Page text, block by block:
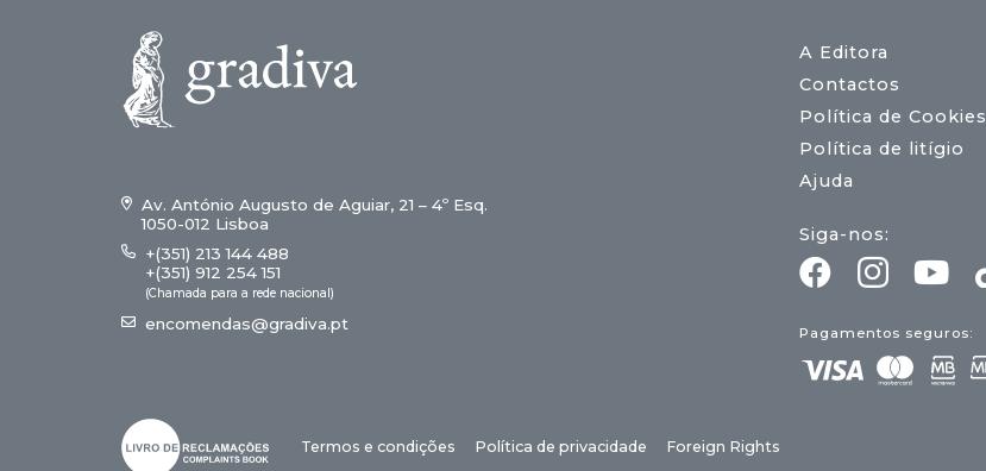
Av. António Augusto de Aguiar, 21 – 4º Esq.
1050-012 Lisboa
+(351) 213 144 488
+(351) 912 254 151
(Chamada para a rede nacional)
encomendas@gradiva.pt
A Editora
Contactos
Política de Cookies
Política de litígio
Ajuda
Siga-nos:
Pagamentos seguros:
Termos e condições Política de privacidade Foreign Rights